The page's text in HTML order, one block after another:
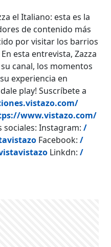
el Italiano: esta es la
de contenido más
por visitar los barrios
esta entrevista, Zazza
canal, los momentos
experiencia en
play! Suscríbete a
www.vistazo.com/
sociales: Instagram:/
Facebook:/
Linkdn:/